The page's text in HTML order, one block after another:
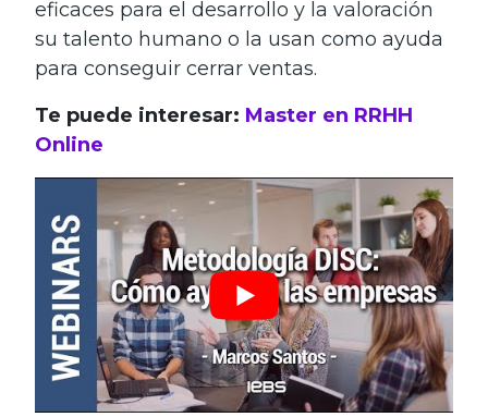
eficaces para el desarrollo y la valoración
su talento humano o la usan como ayuda
para conseguir cerrar ventas.
Te puede interesar: Master en RRHH
Online